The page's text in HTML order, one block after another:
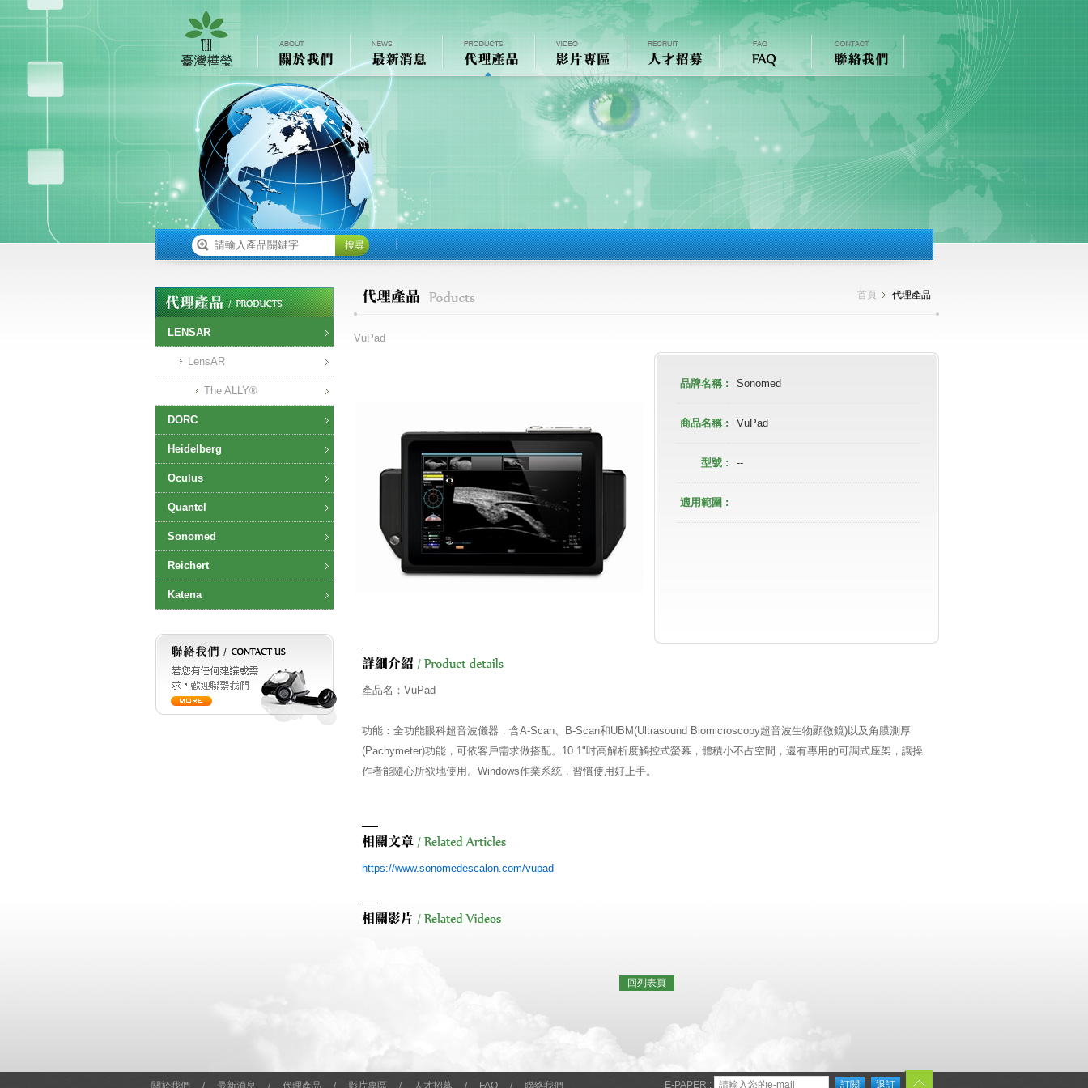
搜尋
首頁 代理產品
LENSAR
LensAR
The ALLY®
DORC
Heidelberg
Oculus
Quantel
Sonomed
Reichert
Katena
VuPad
品牌名稱 : Sonomed
商品名稱 : VuPad
型號 : --
適用範圍 :
產品名：VuPad
功能：全功能眼科超音波儀器，含A-Scan、B-Scan和UBM(Ultrasound Biomicroscopy超音波生物顯微鏡)以及角膜測厚
(Pachymeter)功能，可依客戶需求做搭配。10.1"吋高解析度觸控式螢幕，體積小不占空間，還有專用的可調式座架，讓操
作者能隨心所欲地使用。Windows作業系統，習慣使用好上手。
https://www.sonomedescalon.com/vupad
回列表頁
關於我們 / 最新消息 / 代理產品 / 影片專區 / 人才招募 / FAQ / 聯絡我們 E-PAPER : 訂閱 退訂